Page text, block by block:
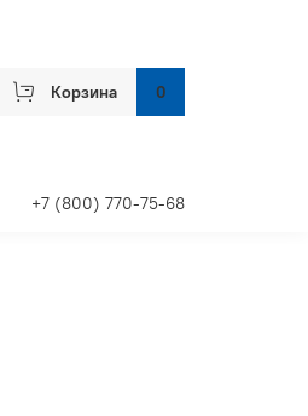
Корзина 0
+7 (800) 770-75-68